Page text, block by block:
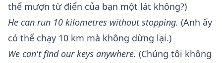
thể mượn từ điển của bạn một lát không?)
He can run 10 kilometres without stopping. (Anh ấy
có thể chạy 10 km mà không dừng lại.)
We can't find our keys anywhere. (Chúng tôi không